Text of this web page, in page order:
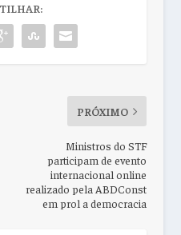
PRÓXIMO
Ministros do STF
participam de evento
internacional online
realizado pela ABDConst
em prol a democracia